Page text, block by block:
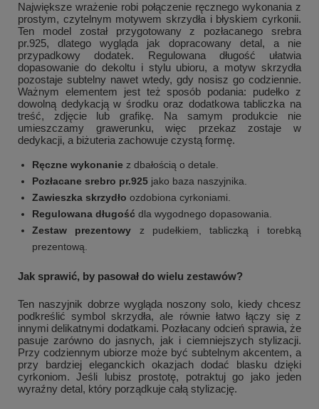
Największe wrażenie robi połączenie ręcznego wykonania z
prostym, czytelnym motywem skrzydła i błyskiem cyrkonii.
Ten model został przygotowany z pozłacanego srebra
pr.925, dlatego wygląda jak dopracowany detal, a nie
przypadkowy dodatek. Regulowana długość ułatwia
dopasowanie do dekoltu i stylu ubioru, a motyw skrzydła
pozostaje subtelny nawet wtedy, gdy nosisz go codziennie.
Ważnym elementem jest też sposób podania: pudełko z
dowolną dedykacją w środku oraz dodatkowa tabliczka na
treść, zdjęcie lub grafikę. Na samym produkcie nie
umieszczamy grawerunku, więc przekaz zostaje w
dedykacji, a biżuteria zachowuje czystą formę.
Ręczne wykonanie z dbałością o detale.
Pozłacane srebro pr.925 jako baza naszyjnika.
Zawieszka skrzydło ozdobiona cyrkoniami.
Regulowana długość dla wygodnego dopasowania.
Zestaw prezentowy z pudełkiem, tabliczką i torebką
prezentową.
Jak sprawić, by pasował do wielu zestawów?
Ten naszyjnik dobrze wygląda noszony solo, kiedy chcesz
podkreślić symbol skrzydła, ale równie łatwo łączy się z
innymi delikatnymi dodatkami. Pozłacany odcień sprawia, że
pasuje zarówno do jasnych, jak i ciemniejszych stylizacji.
Przy codziennym ubiorze może być subtelnym akcentem, a
przy bardziej eleganckich okazjach dodać blasku dzięki
cyrkoniom. Jeśli lubisz prostotę, potraktuj go jako jeden
wyraźny detal, który porządkuje całą stylizację.